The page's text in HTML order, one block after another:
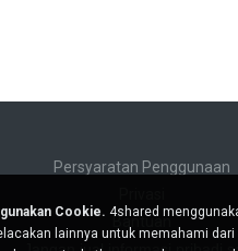
Persyaratan Penggunaan
Bantuan
Cookie. 4shared
lainnya untuk memahami dari